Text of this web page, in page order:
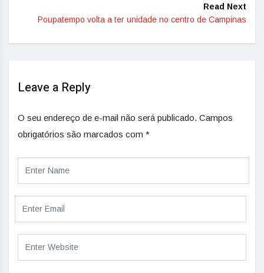
Read Next
Poupatempo volta a ter unidade no centro de Campinas
Leave a Reply
O seu endereço de e-mail não será publicado. Campos
obrigatórios são marcados com *